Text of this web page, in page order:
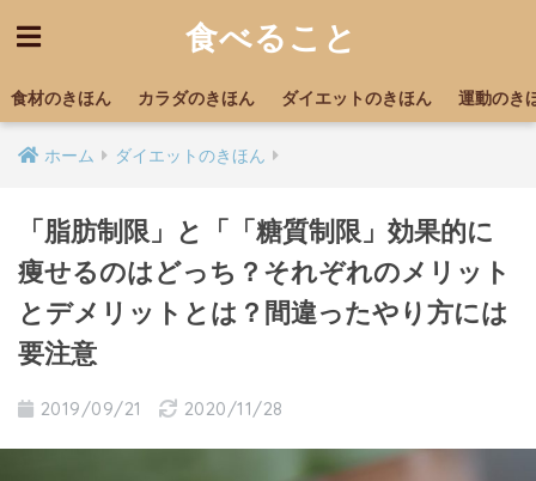
食べること
食材のきほん カラダのきほん ダイエットのきほん 運動のき
ホーム ダイエットのきほん
「脂肪制限」と「「糖質制限」効果的に
痩せるのはどっち？それぞれのメリット
とデメリットとは？間違ったやり方には
要注意
2019/09/21 2020/11/28